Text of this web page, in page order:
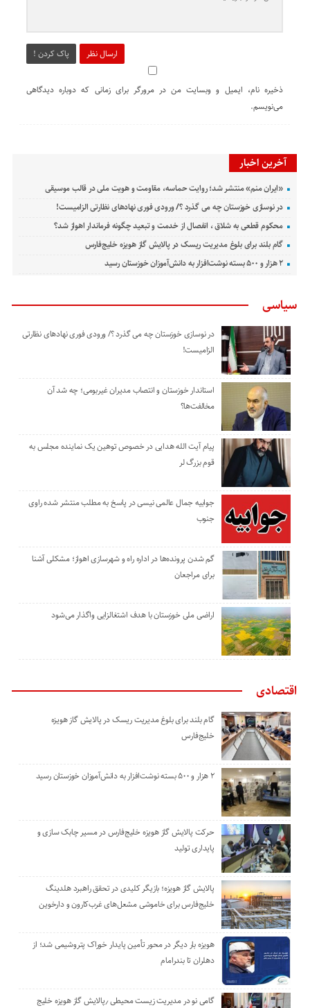
ارسال نظر پاک کردن !
ذخیره نام، ایمیل و وبسایت من در مرورگر برای زمانی که دوباره دیدگاهی
می‌نویسم.
آخرین اخبار
«ایران منم» منتشر شد؛ روایت حماسه، مقاومت و هویت ملی در قالب موسیقی
در نوسازی خوزستان چه می گذرد ؟/ ورودی فوری نهادهای نظارتی الزامیست!
محکوم قطعی به شلاق ، انفصال از خدمت و تبعید چگونه فرماندار اهواز شد؟
گام بلند برای بلوغ مدیریت ریسک در پالایش گاز هویزه خلیج‌فارس
۲ هزار و ۵۰۰ بسته نوشت‌افزار به دانش‌آموزان خوزستان رسید
سیاسی
در نوسازی خوزستان چه می گذرد ؟/ ورودی فوری نهادهای نظارتی
الزامیست!
استاندار خوزستان و انتصاب مدیران غیربومی؛ چه شد آن
مخالفت‌ها؟
پیام آیت الله هدایی در خصوص توهین یک نماینده مجلس به
قوم بزرگ لر
جوابیه جمال عالمی نیسی در پاسخ به مطلب منتشر شده راوی
جنوب
گم شدن پرونده‌ها در اداره راه و شهرسازی اهواز؛ مشکلی آشنا
برای مراجعان
اراضی ملی خوزستان با هدف اشتغالزایی واگذار می‌شود
اقتصادی
گام بلند برای بلوغ مدیریت ریسک در پالایش گاز هویزه
خلیج‌فارس
۲ هزار و ۵۰۰ بسته نوشت‌افزار به دانش‌آموزان خوزستان رسید
حرکت پالایش گاز هویزه خلیج‌فارس در مسیر چابک سازی و
پایداری تولید
پالایش گاز هویزه؛ بازیگر کلیدی در تحقق راهبرد هلدینگ
خلیج‌فارس برای خاموشی مشعل‌های غرب‌کارون و دارخوین
هویزه بار دیگر در محور تأمین پایدار خوراک پتروشیمی شد؛ از
دهلران تا بندرامام
گامی نو در مدیریت زیست ‌محیطی ٫پالایش گاز هویزه خلیج